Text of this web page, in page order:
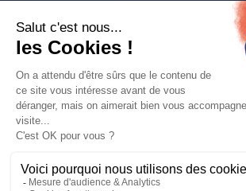
NOS UNIVERS
- Serem
- Lifetime